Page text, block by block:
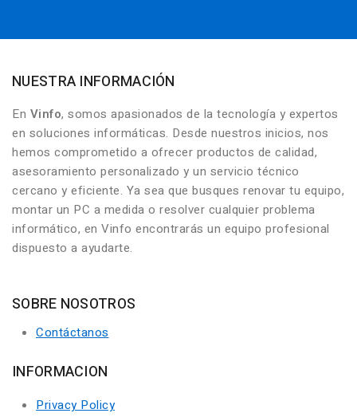
NUESTRA INFORMACIÓN
En Vinfo, somos apasionados de la tecnología y expertos
en soluciones informáticas. Desde nuestros inicios, nos
hemos comprometido a ofrecer productos de calidad,
asesoramiento personalizado y un servicio técnico
cercano y eficiente. Ya sea que busques renovar tu equipo,
montar un PC a medida o resolver cualquier problema
informático, en Vinfo encontrarás un equipo profesional
dispuesto a ayudarte.
SOBRE NOSOTROS
Contáctanos
INFORMACION
Privacy Policy